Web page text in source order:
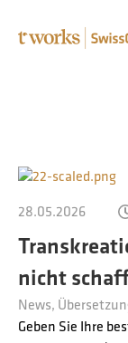
Français
Juristische
Alle Branchen
Sprachen
Blog
28.05.2026
nicht
News
Geben Sie Ihre